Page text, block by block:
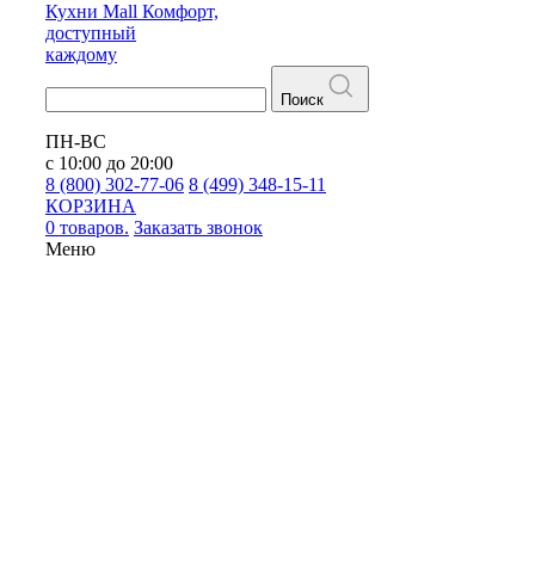
Кухни Mall Комфорт,
доступный
каждому
Поиск
ПН-ВС
с 10:00 до 20:00
8 (800) 302-77-06 8 (499) 348-15-11
КОРЗИНА
0 товаров. Заказать звонок
Меню